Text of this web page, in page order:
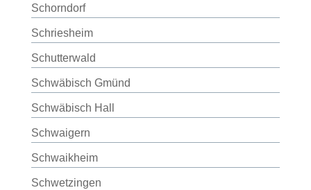
Schorndorf
Schriesheim
Schutterwald
Schwäbisch Gmünd
Schwäbisch Hall
Schwaigern
Schwaikheim
Schwetzingen